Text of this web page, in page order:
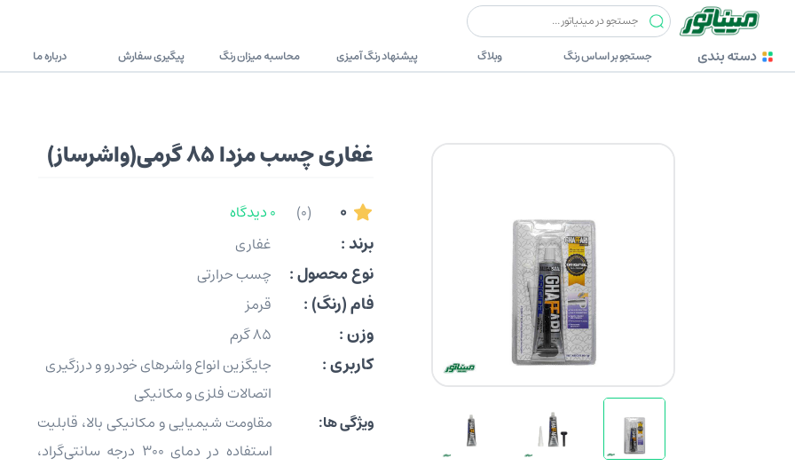
دسته بندی جستجو بر اساس رنگ وبلاگ پیشنهاد رنگ آمیزی محاسبه میزان رنگ پیگیری سفارش درباره ما
چسب ها غفاری غفاری چسب مزدا 85 گرمی(واشرساز)
غفاری چسب مزدا 85 گرمی(واشرساز)
0
(0) 0 دیدگاه
برند : غفاری
نوع محصول : چسب حرارتی
فام (رنگ) : قرمز
وزن : 85 گرم
کاربری :
جایگزین انواع واشرهای خودرو و درزگیری
اتصالات فلزی و مکانیکی
ویژگی ها:
مقاومت شیمیایی و مکانیکی بالا، قابلیت
استفاده در دمای 300 درجه سانتی‌گراد،